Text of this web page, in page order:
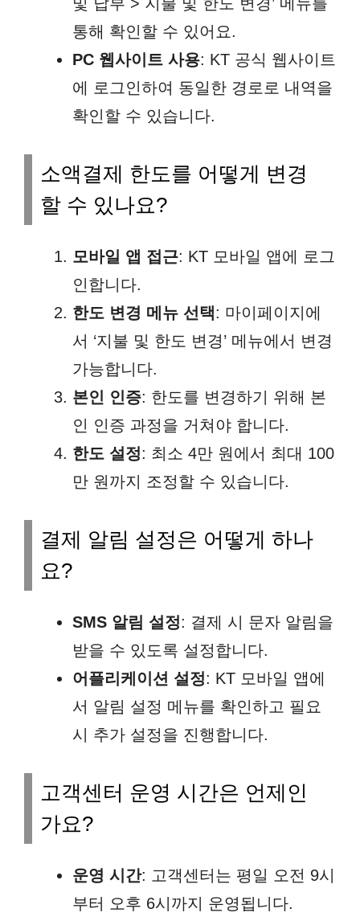
통해 확인할 수 있어요.
PC 웹사이트 사용: KT 공식 웹사이트
에 로그인하여 동일한 경로로 내역을
확인할 수 있습니다.
소액결제 한도를 어떻게 변경
할 수 있나요?
모바일 앱 접근: KT 모바일 앱에 로그
인합니다.
한도 변경 메뉴 선택: 마이페이지에
서 ‘지불 및 한도 변경’ 메뉴에서 변경
가능합니다.
본인 인증: 한도를 변경하기 위해 본
인 인증 과정을 거쳐야 합니다.
한도 설정: 최소 4만 원에서 최대 100
만 원까지 조정할 수 있습니다.
결제 알림 설정은 어떻게 하나
요?
SMS 알림 설정: 결제 시 문자 알림을
받을 수 있도록 설정합니다.
어플리케이션 설정: KT 모바일 앱에
서 알림 설정 메뉴를 확인하고 필요
시 추가 설정을 진행합니다.
고객센터 운영 시간은 언제인
가요?
운영 시간: 고객센터는 평일 오전 9시
부터 오후 6시까지 운영됩니다.